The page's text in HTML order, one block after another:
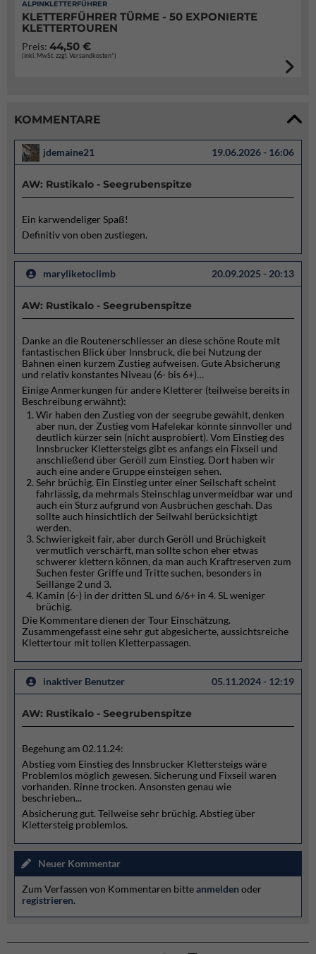
ALPINKLETTERFÜHRER
KLETTERFÜHRER TÜRME - 50 EXPONIERTE
KLETTERTOUREN
Preis: 44,50 €
(inkl. MwSt. zzgl. Versandkosten*)
KOMMENTARE
jdemaine21 19.06.2026 - 16:06
AW: Rustikalo - Seegrubenspitze
Ein karwendeliger Spaß!
Definitiv von oben zustiegen.
maryliketoclimb 20.09.2025 - 20:13
AW: Rustikalo - Seegrubenspitze
Danke an die Routenerschliesser an diese schöne Route mit
fantastischen Blick über Innsbruck, die bei Nutzung der
Bahnen einen kurzem Zustieg aufweisen. Gute Absicherung
und relativ konstantes Niveau (6- bis 6+)…
Einige Anmerkungen für andere Kletterer (teilweise bereits in
Beschreibung erwähnt):
Wir haben den Zustieg von der seegrube gewählt, denken
aber nun, der Zustieg vom Hafelekar könnte sinnvoller und
deutlich kürzer sein (nicht ausprobiert). Vom Einstieg des
Innsbrucker Klettersteigs gibt es anfangs ein Fixseil und
anschließend über Geröll zum Einstieg. Dort haben wir
auch eine andere Gruppe einsteigen sehen.
Sehr brüchig. Ein Einstieg unter einer Seilschaft scheint
fahrlässig, da mehrmals Steinschlag unvermeidbar war und
auch ein Sturz aufgrund von Ausbrüchen geschah. Das
sollte auch hinsichtlich der Seilwahl berücksichtigt
werden.
Schwierigkeit fair, aber durch Geröll und Brüchigkeit
vermutlich verschärft, man sollte schon eher etwas
schwerer klettern können, da man auch Kraftreserven zum
Suchen fester Griffe und Tritte suchen, besonders in
Seillänge 2 und 3.
Kamin (6-) in der dritten SL und 6/6+ in 4. SL weniger
brüchig.
Die Kommentare dienen der Tour Einschätzung.
Zusammengefasst eine sehr gut abgesicherte, aussichtsreiche
Klettertour mit tollen Kletterpassagen.
inaktiver Benutzer 05.11.2024 - 12:19
AW: Rustikalo - Seegrubenspitze
Begehung am 02.11.24:
Abstieg vom Einstieg des Innsbrucker Klettersteigs wäre
Problemlos möglich gewesen. Sicherung und Fixseil waren
vorhanden. Rinne trocken. Ansonsten genau wie
beschrieben...
Absicherung gut. Teilweise sehr brüchig. Abstieg über
Klettersteig problemlos.
Neuer Kommentar
Zum Verfassen von Kommentaren bitteanmelden oder
registrieren.